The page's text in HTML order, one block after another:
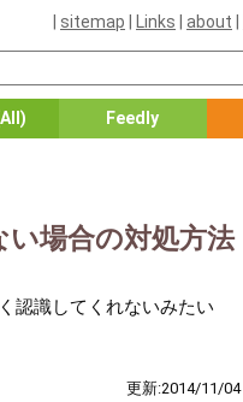
sitemap Links about
Feedly
い場合の対処方法
認識してくれないみたい
更新:2014/11/04